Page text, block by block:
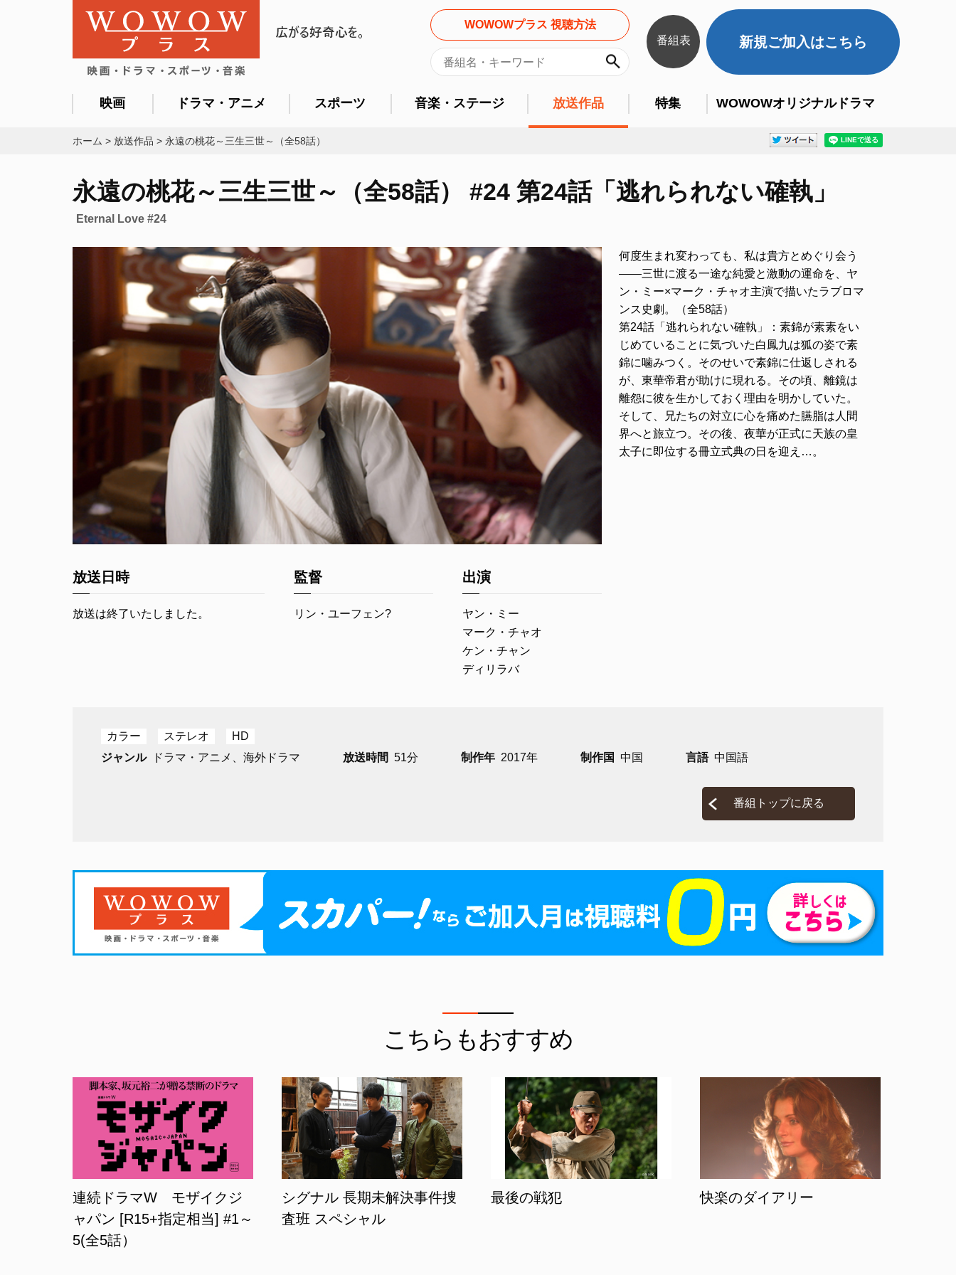
WOWOWプラス 視聴方法
番組表
新規ご加入はこちら
映画 ドラマ・アニメ スポーツ 音楽・ステージ 放送作品 特集 WOWOWオリジナルドラマ
ホーム > 放送作品 > 永遠の桃花～三生三世～（全58話）
永遠の桃花～三生三世～（全58話） #24 第24話「逃れられない確執」
Eternal Love #24
放送日時
放送は終了いたしました。
監督
リン・ユーフェン?
出演
ヤン・ミー
マーク・チャオ
ケン・チャン
ディリラバ
何度生まれ変わっても、私は貴方とめぐり会う
――三世に渡る一途な純愛と激動の運命を、ヤ
ン・ミー×マーク・チャオ主演で描いたラブロマ
ンス史劇。（全58話）
第24話「逃れられない確執」：素錦が素素をい
じめていることに気づいた白鳳九は狐の姿で素
錦に噛みつく。そのせいで素錦に仕返しされる
が、東華帝君が助けに現れる。その頃、離鏡は
離怨に彼を生かしておく理由を明かしていた。
そして、兄たちの対立に心を痛めた臙脂は人間
界へと旅立つ。その後、夜華が正式に天族の皇
太子に即位する冊立式典の日を迎え…。
カラー ステレオ
HD
ジャンル
ドラマ・アニメ、海外ドラマ 放送時間 51分 制作年 2017年 制作国 中国 言語 中国語
番組トップに戻る
こちらもおすすめ
連続ドラマW モザイクジ
ャパン [R15+指定相当] #1～
5(全5話）
シグナル 長期未解決事件捜
査班 スペシャル
最後の戦犯 快楽のダイアリー